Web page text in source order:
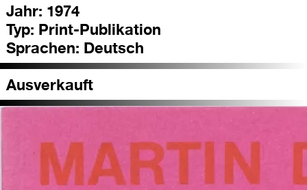
Jahr: 1974
Typ: Print-Publikation
Sprachen: Deutsch
Ausverkauft